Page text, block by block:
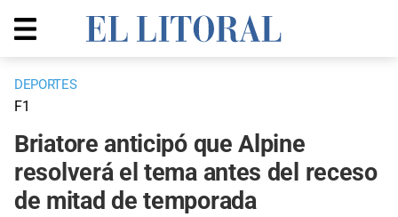
DEPORTES
F1
Briatore anticipó que Alpine
resolverá el tema antes del receso
de mitad de temporada